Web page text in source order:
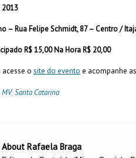
2013
– Rua Felipe Schmidt, 87 – Centro /
R$ 15,00 Na Hora R$ 20,00
o site do evento e acompanhe
MV,Santa Catarina
About Rafaela Braga